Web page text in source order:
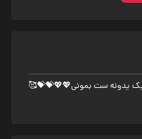
یک یدونه ست بمونی💖💖💝💝🥰